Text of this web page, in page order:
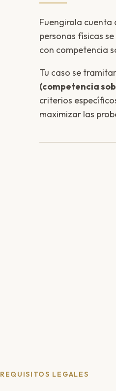
Fuengirola cuenta
personas físicas
con competencia
Tu caso se
(competencia
criterios
maximizar las
REQUISITOS LEGALES